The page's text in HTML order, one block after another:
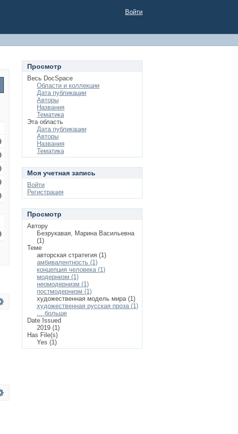
Войти
Просмотр
Весь DocSpace
Области и коллекции
Дата публикации
Авторы
Названия
Тематика
Эта область
Дата публикации
Авторы
Названия
Тематика
Моя учетная запись
Войти
Регистрация
Просмотр
Автору
Безрукавая, Марина Васильевна
(1)
Теме
авторская стратегия (1)
амбивалентность (1)
концепция человека (1)
модернизм (1)
неомодернизм (1)
постмодернизм (1)
художественная модель мира (1)
художественная русская проза (1)
... больше
Date Issued
2019 (1)
Has File(s)
Yes (1)